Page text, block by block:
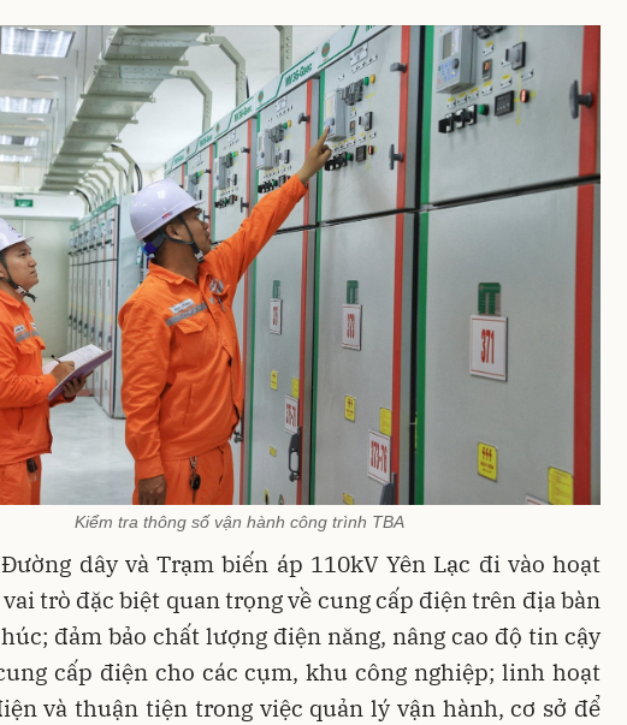
Kiểm tra thông số vận hành công trình TBA
dây và Trạm biến áp 110kV Yên Lạc đi vào hoạt
trò đặc biệt quan trọng về cung cấp điện trên địa bàn
đảm bảo chất lượng điện năng, nâng cao độ tin cậy
cấp điện cho các cụm, khu công nghiệp; linh hoạt
và thuận tiện trong việc quản lý vận hành, cơ sở để